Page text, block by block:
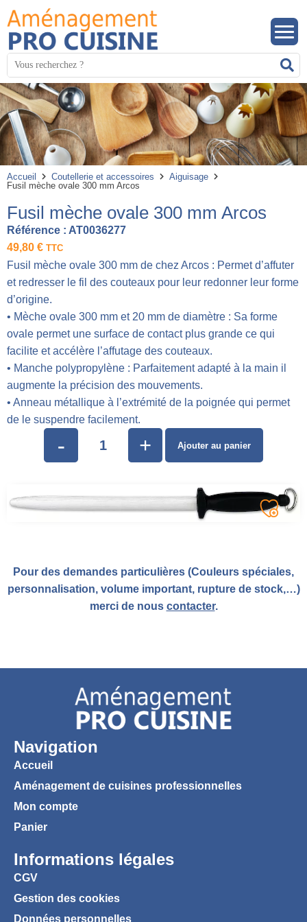
Mots
clés
:
Accueil Coutellerie et accessoires
Aiguisage
Fusil mèche ovale 300 mm Arcos
Fusil mèche ovale 300 mm Arcos
Référence : AT0036277
49,80 € TTC
Fusil mèche ovale 300 mm de chez Arcos : Permet d’affuter
et redresser le fil des couteaux pour leur redonner leur forme
d’origine.
• Mèche ovale 300 mm et 20 mm de diamètre : Sa forme
ovale permet une surface de contact plus grande ce qui
facilite et accélère l’affutage des couteaux.
• Manche polypropylène : Parfaitement adapté à la main il
augmente la précision des mouvements.
• Anneau métallique à l’extrémité de la poignée qui permet
de le suspendre facilement.
- + Ajouter au panier
Pour des demandes particulières (Couleurs spéciales,
personnalisation, volume important, rupture de stock,…)
merci de nous contacter.
Navigation
Accueil
Aménagement de cuisines professionnelles
Mon compte
Panier
Informations légales
CGV
Gestion des cookies
Données personnelles
Panneau de gestion des cookies